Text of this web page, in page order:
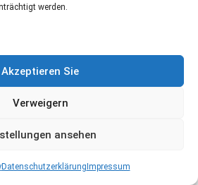
werden.
Akzeptieren Sie
Verweigern
ansehen
Datenschutzerklärung Impressum